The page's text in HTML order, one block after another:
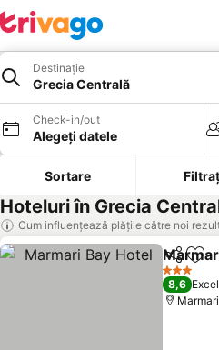
Destinație
Grecia Centrală
Check-in/out
Alegeți datele
Sortare
Hoteluri în Grecia
Cum influențează plățile către noi
3 Stele
8,6
Marmari